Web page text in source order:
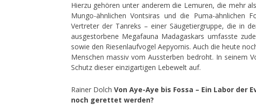
Hierzu gehören unter anderem die Lemuren, die mehr
Mungo-ähnlichen Vontsiras und die Puma-ähnlichen
Vertreter der Tanreks – einer Säugetiergruppe, die in
ausgestorbene Megafauna Madagaskars umfasste
sowie den Riesenlaufvogel Aepyornis. Auch die heute
Menschen massiv vom Aussterben bedroht. In seinem
Schutz dieser einzigartigen Lebewelt auf.
Rainer Dolch Von Aye-Aye bis Fossa – Ein Labor
noch gerettet werden?